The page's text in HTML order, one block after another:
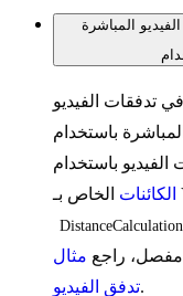
المباشرة
تدفقات الفيديو
المباشرة باستخدام Ultralytics YOLO26. تتضمن العملية
الكائنات
DistanceCalculation
مفصل، راجع مثال
تدفق الفيديو.